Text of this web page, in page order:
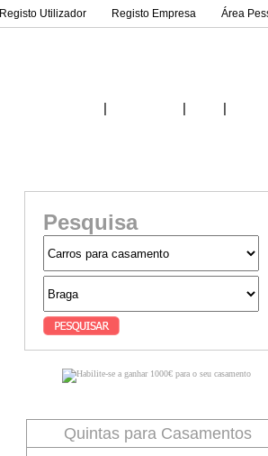
Área
Registo Empresa
Registo Utilizador
| | |
Pesquisa
Quintas para Casamentos